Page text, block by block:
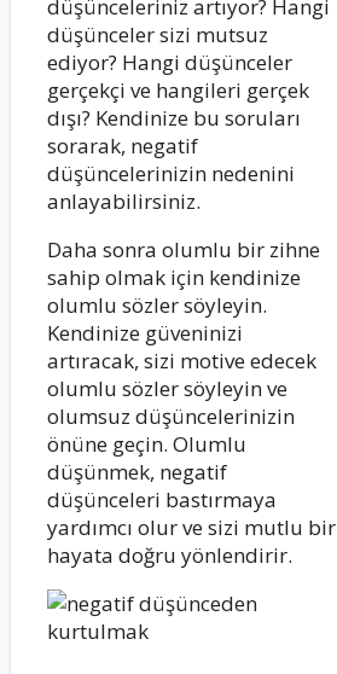
düşünceleriniz artıyor? Hangi
düşünceler sizi mutsuz
ediyor? Hangi düşünceler
gerçekçi ve hangileri gerçek
dışı? Kendinize bu soruları
sorarak, negatif
düşüncelerinizin nedenini
anlayabilirsiniz.
Daha sonra olumlu bir zihne
sahip olmak için kendinize
olumlu sözler söyleyin.
Kendinize güveninizi
artıracak, sizi motive edecek
olumlu sözler söyleyin ve
olumsuz düşüncelerinizin
önüne geçin. Olumlu
düşünmek, negatif
düşünceleri bastırmaya
yardımcı olur ve sizi mutlu bir
hayata doğru yönlendirir.